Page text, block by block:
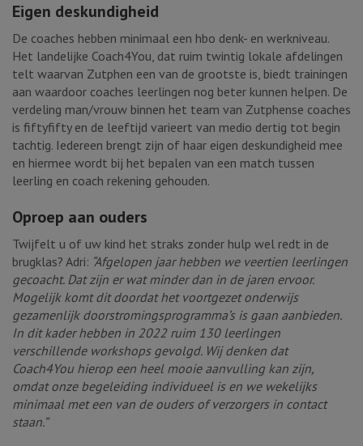
Eigen deskundigheid
De coaches hebben minimaal een hbo denk- en werkniveau.
Het landelijke Coach4You, dat ruim twintig lokale afdelingen
telt waarvan Zutphen een van de grootste is, biedt trainingen
aan waardoor coaches leerlingen nog beter kunnen helpen. De
verdeling man/vrouw binnen het team van Zutphense coaches
is fiftyfifty en de leeftijd varieert van medio dertig tot begin
tachtig. Iedereen brengt zijn of haar eigen deskundigheid mee
en hiermee wordt bij het bepalen van een match tussen
leerling en coach rekening gehouden.
Oproep aan ouders
Twijfelt u of uw kind het straks zonder hulp wel redt in de
brugklas? Adri: “Afgelopen jaar hebben we veertien leerlingen
gecoacht. Dat zijn er wat minder dan in de jaren ervoor.
Mogelijk komt dit doordat het voortgezet onderwijs
gezamenlijk doorstromingsprogramma’s is gaan aanbieden.
In dit kader hebben in 2022 ruim 130 leerlingen
verschillende workshops gevolgd. Wij denken dat
Coach4You hierop een heel mooie aanvulling kan zijn,
omdat onze begeleiding individueel is en we wekelijks
minimaal met een van de ouders of verzorgers in contact
staan.”